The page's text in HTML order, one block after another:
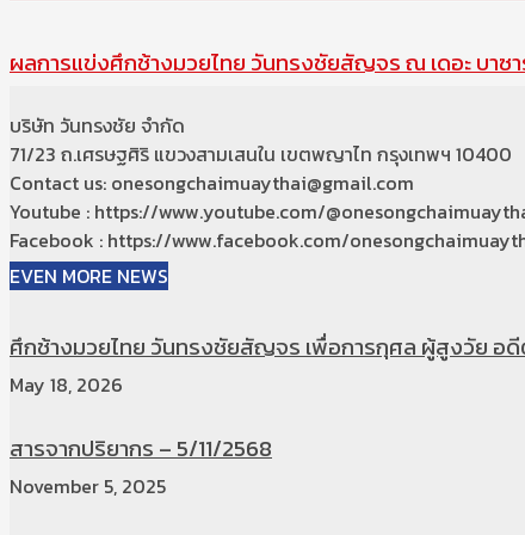
ผลการแข่งศึกช้างมวยไทย วันทรงชัยสัญจร ณ เดอะ บาซา
บริษัท วันทรงชัย จำกัด
71/23 ถ.เศรษฐศิริ แขวงสามเสนใน เขตพญาไท กรุงเทพฯ 10400
Contact us: onesongchaimuaythai@gmail.com
Youtube : https://www.youtube.com/
Facebook : https://www.facebook.com/
EVEN MORE NEWS
ศึกช้างมวยไทย วันทรงชัยสัญจร เพื่อการกุศล ผู้สูงวัย อดี
May 18, 2026
สารจากปริยากร – 5/11/2568
November 5, 2025